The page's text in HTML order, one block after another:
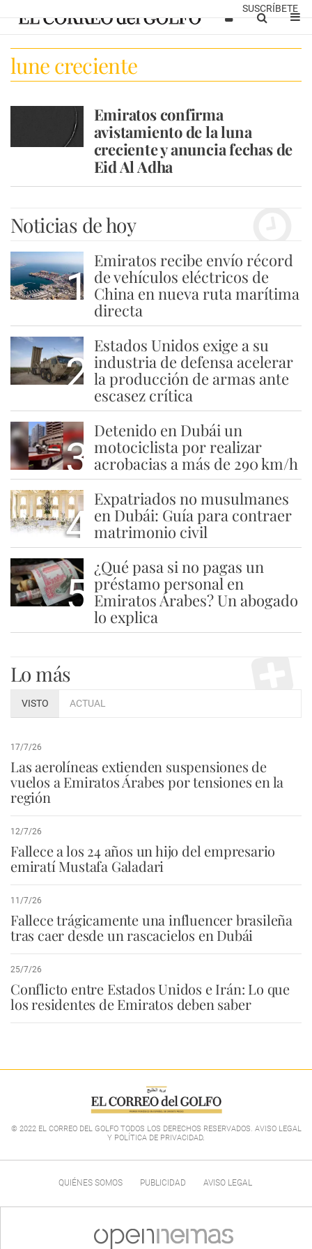
SUSCRÍBETE
lune creciente
Emiratos confirma
avistamiento de la luna
creciente y anuncia fechas de
Eid Al Adha
Noticias de hoy
1
Emiratos recibe envío récord
de vehículos eléctricos de
China en nueva ruta marítima
directa
2
Estados Unidos exige a su
industria de defensa acelerar
la producción de armas ante
escasez crítica
3
Detenido en Dubái un
motociclista por realizar
acrobacias a más de 290 km/h
4
Expatriados no musulmanes
en Dubái: Guía para contraer
matrimonio civil
5
¿Qué pasa si no pagas un
préstamo personal en
Emiratos Árabes? Un abogado
lo explica
Lo más
VISTO ACTUAL
17/7/26
Las aerolíneas extienden suspensiones de
vuelos a Emiratos Árabes por tensiones en la
región
12/7/26
Fallece a los 24 años un hijo del empresario
emiratí Mustafa Galadari
11/7/26
Fallece trágicamente una influencer brasileña
tras caer desde un rascacielos en Dubái
25/7/26
Conflicto entre Estados Unidos e Irán: Lo que
los residentes de Emiratos deben saber
© 2022 EL CORREO DEL GOLFO TODOS LOS DERECHOS RESERVADOS. AVISO LEGAL
Y POLÍTICA DE PRIVACIDAD.
QUIÉNES SOMOS PUBLICIDAD AVISO LEGAL